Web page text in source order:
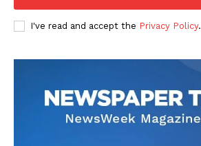
DOWNLOAD NOW
I've read and accept the Privacy Policy.